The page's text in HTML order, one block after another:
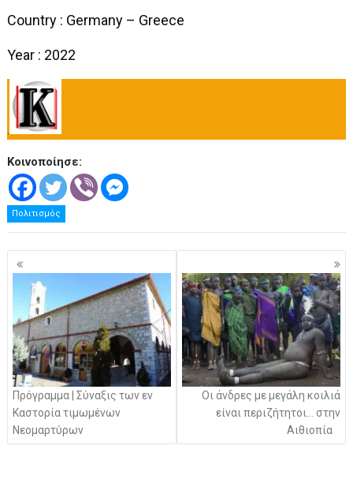
Country : Germany – Greece
Year : 2022
.
Κοινοποίησε:
Πολιτισμός
Πλοήγηση
άρθρων
Πρόγραμμα | Σύναξις των εν
Καστορία τιμωμένων
Νεομαρτύρων
Οι άνδρες με μεγάλη κοιλιά
είναι περιζήτητοι… στην
Αιθιοπία